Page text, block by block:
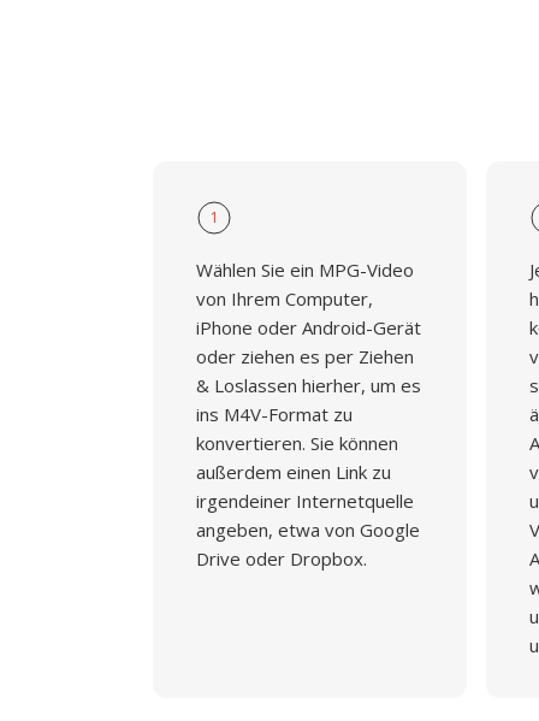
1
Wählen Sie ein MPG-Video
von Ihrem Computer,
iPhone oder Android-Gerät
oder ziehen es per Ziehen
& Loslassen hierher, um es
ins M4V-Format zu
konvertieren. Sie können
außerdem einen Link zu
irgendeiner Internetquelle
angeben, etwa von Google
Drive oder Dropbox.